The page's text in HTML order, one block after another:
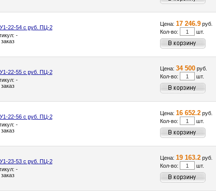
22-54 с руб. ПЦ-2
-
Цена: 17 246.9руб.
Кол-во:
шт.
22-55 с руб. ПЦ-2
-
Цена: 34 500руб.
Кол-во:
шт.
22-56 с руб. ПЦ-2
-
Цена: 16 652.2руб.
Кол-во:
шт.
23-53 с руб. ПЦ-2
-
Цена: 19 163.2руб.
Кол-во:
шт.